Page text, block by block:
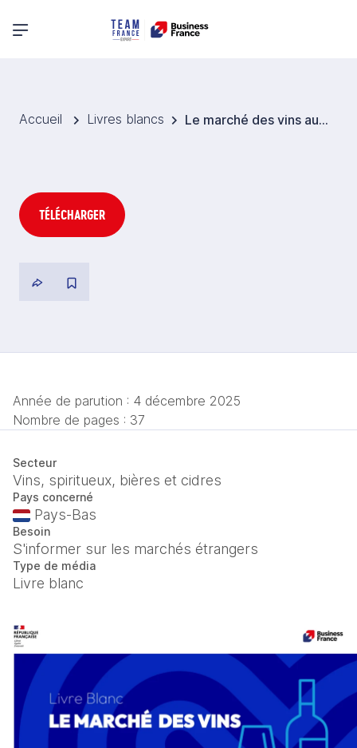
Menu principal
Accueil Livres blancs Le marché des vins aux Pays-Bas
TÉLÉCHARGER
Année de parution : 4 décembre 2025
Nombre de pages : 37
Secteur
Vins, spiritueux, bières et cidres
Pays concerné
Pays-Bas
Besoin
S'informer sur les marchés étrangers
Type de média
Livre blanc